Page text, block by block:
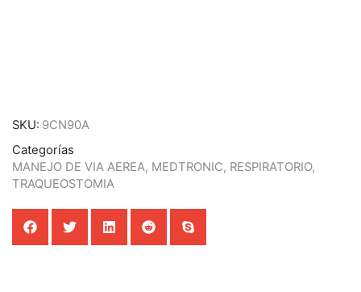
SKU: 9CN90A
Categorías
MANEJO DE VIA AEREA, MEDTRONIC, RESPIRATORIO,
TRAQUEOSTOMIA